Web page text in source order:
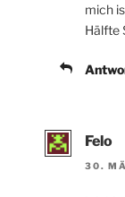
mich
Hälfte
Felo
30.